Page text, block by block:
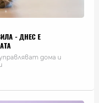
- ДНЕС Е
дома и